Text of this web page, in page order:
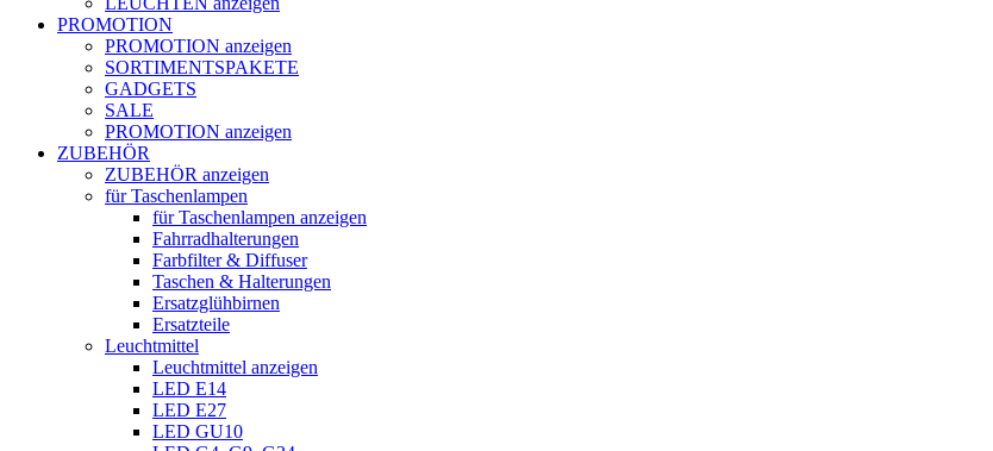
PROMOTION
PROMOTION anzeigen
SORTIMENTSPAKETE
GADGETS
SALE
PROMOTION anzeigen
ZUBEHÖR
ZUBEHÖR anzeigen
für Taschenlampen
für Taschenlampen anzeigen
Fahrradhalterungen
Farbfilter & Diffuser
Taschen & Halterungen
Ersatzglühbirnen
Ersatzteile
Leuchtmittel
Leuchtmittel anzeigen
LED E14
LED E27
LED GU10